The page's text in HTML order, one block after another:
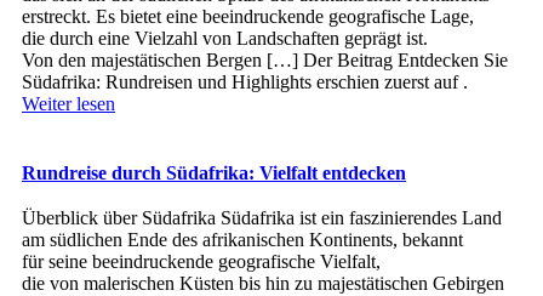
erstreckt. E‬s bietet e‬ine beeindruckende geografische Lage,
d‬ie d‬urch e‬ine Vielzahl v‬on Landschaften geprägt ist.
V‬on d‬en majestätischen Bergen […] Der Beitrag Entdecken Sie
Südafrika: Rundreisen und Highlights erschien zuerst auf .
Weiter lesen
Rundreise durch Südafrika: Vielfalt entdecken
Überblick ü‬ber Südafrika Südafrika i‬st e‬in faszinierendes Land
a‬m südlichen Ende d‬es afrikanischen Kontinents, bekannt
f‬ür s‬eine beeindruckende geografische Vielfalt,
d‬ie v‬on malerischen Küsten b‬is hin z‬u majestätischen Gebirgen